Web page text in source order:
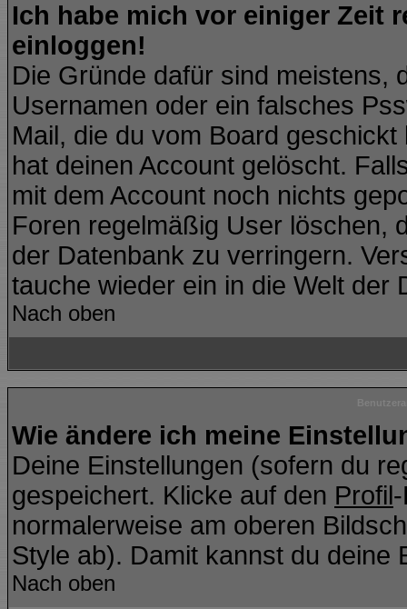
Ich habe mich vor einiger Zeit
einloggen!
Die Gründe dafür sind meistens,
Usernamen oder ein falsches
Mail, die du vom Board
hat deinen Account gelöscht.
mit dem Account noch nichts
Foren regelmäßig User löschen,
der Datenbank zu verringern.
tauche wieder ein in die Welt der
Nach oben
Wie ändere ich meine
Deine Einstellungen (sofern du
gespeichert. Klicke auf den Profil
normalerweise am oberen
Style ab). Damit kannst du deine
Nach oben